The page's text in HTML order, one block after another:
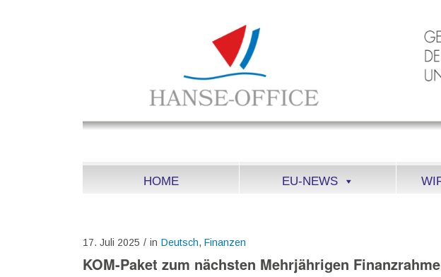
HOME EU-NEWS
17. Juli 2025 / in Deutsch,Finanzen
KOM-Paket zum nächsten Mehrjährigen